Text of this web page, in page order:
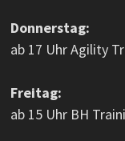
Donnerstag:
ab 17 Uhr Agility
Freitag:
ab 15 Uhr BH